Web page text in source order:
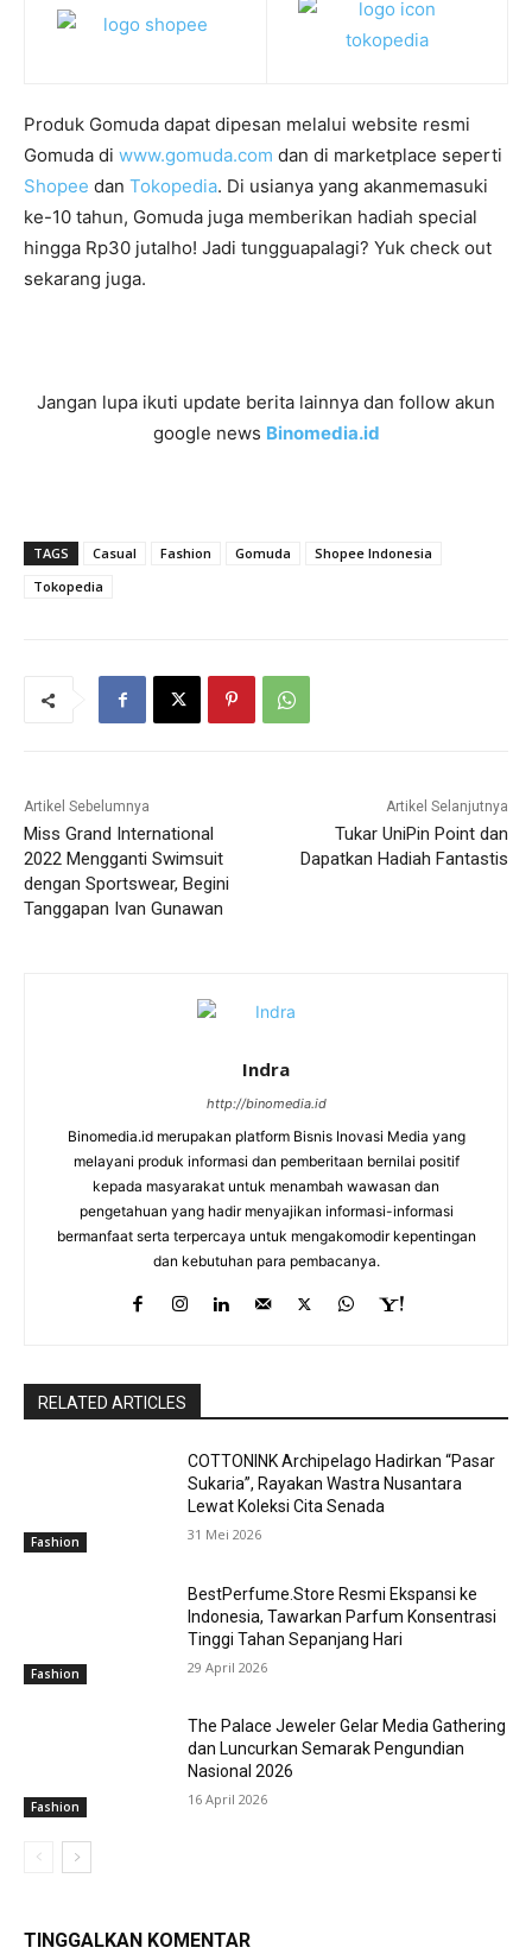
Produk Gomuda dapat dipesan melalui website resmi
Gomuda di www.gomuda.com dan di marketplace seperti
Shopee dan Tokopedia. Di usianya yang akanmemasuki
ke-10 tahun, Gomuda juga memberikan hadiah special
hingga Rp30 jutalho! Jadi tungguapalagi? Yuk check out
sekarang juga.
Jangan lupa ikuti update berita lainnya dan follow akun
google news Binomedia.id
TAGS Casual Fashion Gomuda
Shopee Indonesia
Tokopedia
Artikel Sebelumnya
Miss Grand International
2022 Mengganti Swimsuit
dengan Sportswear, Begini
Tanggapan Ivan Gunawan
Artikel Selanjutnya
Tukar UniPin Point dan
Dapatkan Hadiah Fantastis
Indra
http://binomedia.id
Binomedia.id merupakan platform Bisnis Inovasi Media yang
melayani produk informasi dan pemberitaan bernilai positif
kepada masyarakat untuk menambah wawasan dan
pengetahuan yang hadir menyajikan informasi-informasi
bermanfaat serta terpercaya untuk mengakomodir kepentingan
dan kebutuhan para pembacanya.
RELATED ARTICLES
Fashion
COTTONINK Archipelago Hadirkan “Pasar
Sukaria”, Rayakan Wastra Nusantara
Lewat Koleksi Cita Senada
31 Mei 2026
Fashion
BestPerfume.Store Resmi Ekspansi ke
Indonesia, Tawarkan Parfum Konsentrasi
Tinggi Tahan Sepanjang Hari
29 April 2026
Fashion
The Palace Jeweler Gelar Media Gathering
dan Luncurkan Semarak Pengundian
Nasional 2026
16 April 2026
TINGGALKAN KOMENTAR